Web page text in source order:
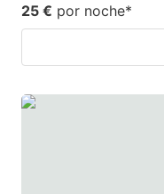
25 € por noche*